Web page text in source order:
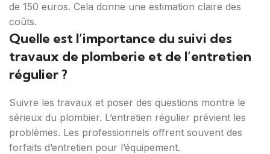
de 150 euros. Cela donne une estimation claire des
coûts.
Quelle est l’importance du suivi des
travaux de plomberie et de l’entretien
régulier ?
Suivre les travaux et poser des questions montre le
sérieux du plombier. L’entretien régulier prévient les
problèmes. Les professionnels offrent souvent des
forfaits d’entretien pour l’équipement.